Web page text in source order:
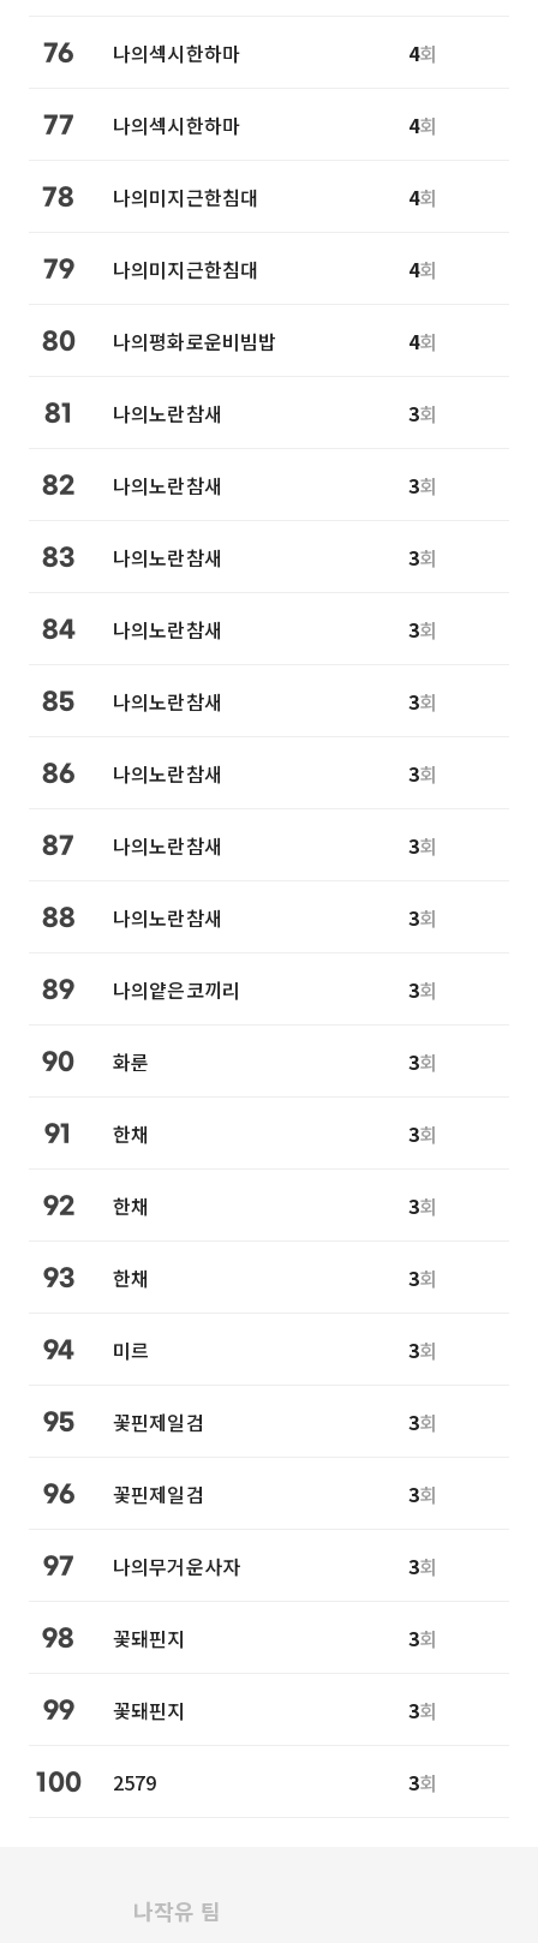
76 나의섹시한하마 4회
77 나의섹시한하마 4회
78 나의미지근한침대 4회
79 나의미지근한침대 4회
80 나의평화로운비빔밥 4회
81 나의노란참새 3회
82 나의노란참새 3회
83 나의노란참새 3회
84 나의노란참새 3회
85 나의노란참새 3회
86 나의노란참새 3회
87 나의노란참새 3회
88 나의노란참새 3회
89 나의얕은코끼리 3회
90 화룬 3회
91 한채 3회
92 한채 3회
93 한채 3회
94 미르 3회
95 꽃핀제일검 3회
96 꽃핀제일검 3회
97 나의무거운사자 3회
98 꽃돼핀지 3회
99 꽃돼핀지 3회
100 2579 3회
나작유 팀